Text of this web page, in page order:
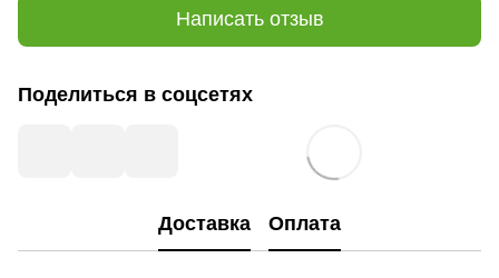
Написать отзыв
Поделиться в соцсетях
Доставка Оплата